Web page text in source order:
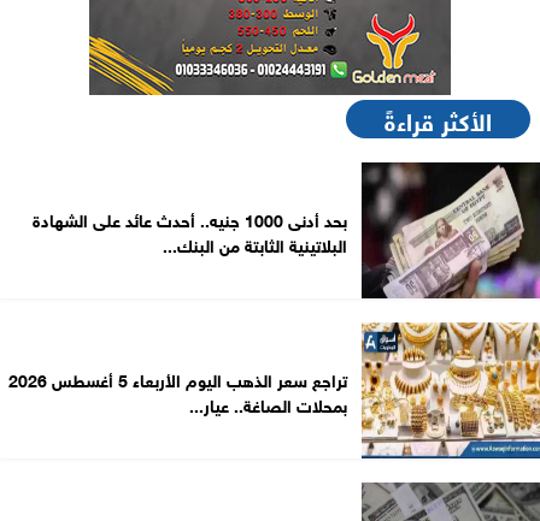
الأكثر قراءةً
بحد أدنى 1000 جنيه.. أحدث عائد على الشهادة
البلاتينية الثابتة من البنك...
تراجع سعر الذهب اليوم الأربعاء 5 أغسطس 2026
بمحلات الصاغة.. عيار...